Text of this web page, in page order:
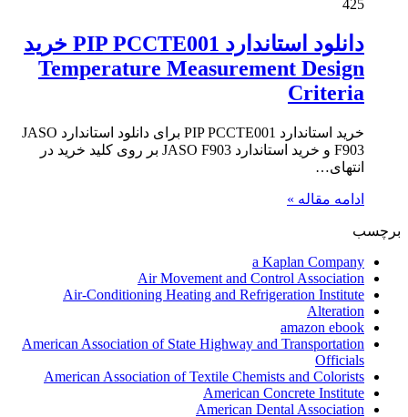
425
دانلود استاندارد PIP PCCTE001 خرید
Temperature Measurement Design
Criteria
خرید استاندارد PIP PCCTE001 برای دانلود استاندارد JASO
F903 و خرید استاندارد JASO F903 بر روی کلید خرید در
انتهای…
ادامه مقاله »
برچسب
a Kaplan Company
Air Movement and Control Association
Air-Conditioning Heating and Refrigeration Institute
Alteration
amazon ebook
American Association of State Highway and Transportation
Officials
American Association of Textile Chemists and Colorists
American Concrete Institute
American Dental Association